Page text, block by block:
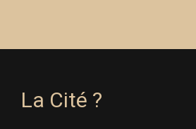
La Cité ?